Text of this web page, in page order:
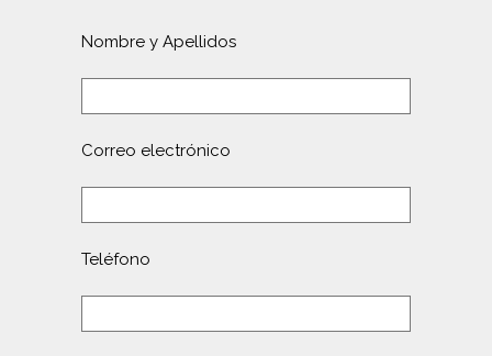
Nombre y Apellidos
Correo electrónico
Teléfono